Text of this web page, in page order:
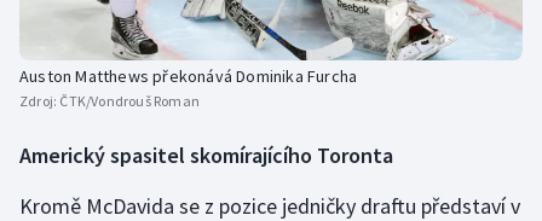
Auston Matthews překonává Dominika Furcha
Zdroj: ČTK/Vondrouš Roman
Americký spasitel skomírajícího Toronta
Kromě McDavida se z pozice jedničky draftu představí v